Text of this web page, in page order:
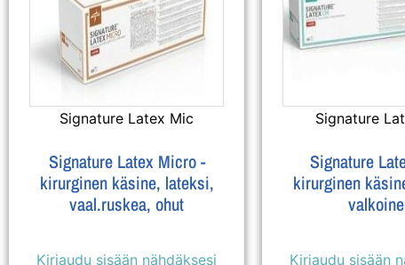
Signature Latex Mic
Signature Latex Micro -
kirurginen käsine, lateksi,
vaal.ruskea, ohut
Kirjaudu sisään nähdäksesi
Signature
Signature
kirurginen
Kirjaudu sisään